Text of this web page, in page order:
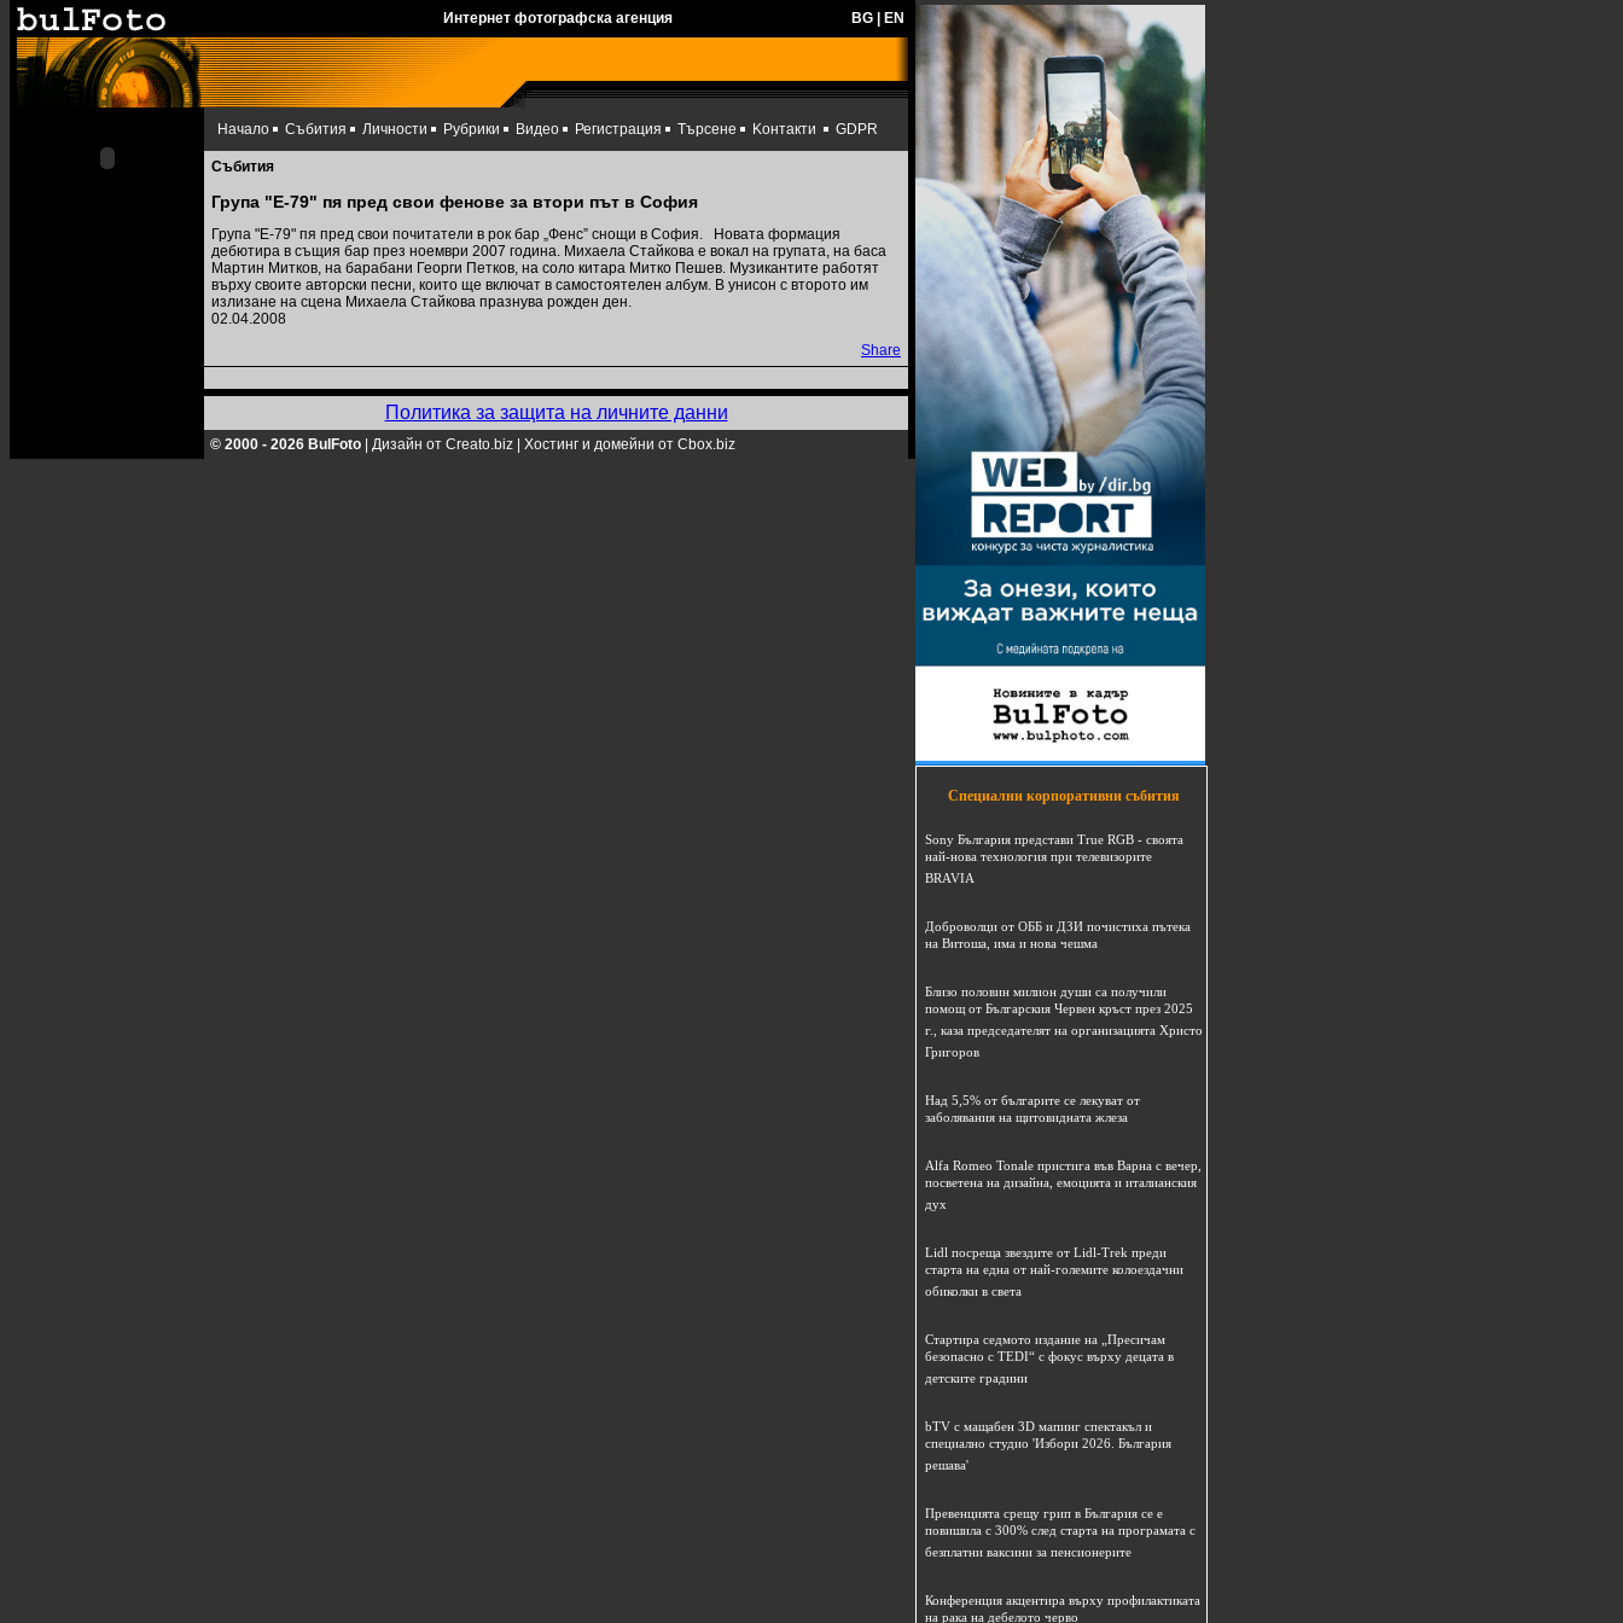
Интернет фотографска агенция BG EN
Начало Събития Личности Рубрики Видео Регистрация Търсене Kонтакти GDPR
Събития
Група "Е-79" пя пред свои фенове за втори път в София
Група "Е-79" пя пред свои почитатели в рок бар „Фенс” снощи в София. Новата формация
дебютира в същия бар през ноември 2007 година. Михаела Стайкова е вокал на групата, на баса
Мартин Митков, на барабани Георги Петков, на соло китара Митко Пешев. Музикантите работят
върху своите авторски песни, които ще включат в самостоятелен албум. В унисон с второто им
излизане на сцена Михаела Стайкова празнува рожден ден.
02.04.2008
Share
Политика за защита на личните данни
© 2000 - 2026 BulFoto Дизайн от Creato.biz Хостинг и домейни от Cbox.biz
Специални корпоративни събития
Sony България представи True RGB - своята
най-нова технология при телевизорите
BRAVIA
Доброволци от ОББ и ДЗИ почистиха пътека
на Витоша, има и нова чешма
Близо половин милион души са получили
помощ от Българския Червен кръст през 2025
г., каза председателят на организацията Христо
Григоров
Над 5,5% от българите се лекуват от
заболявания на щитовидната жлеза
Alfa Romeo Tonale пристига във Варна с вечер,
посветена на дизайна, емоцията и италианския
дух
Lidl посреща звездите от Lidl-Trek преди
старта на една от най-големите колоездачни
обиколки в света
Стартира седмото издание на „Пресичам
безопасно с TEDI“ с фокус върху децата в
детските градини
bTV с мащабен 3D мапинг спектакъл и
специално студио 'Избори 2026. България
решава'
Превенцията срещу грип в България се е
повишила с 300% след старта на програмата с
безплатни ваксини за пенсионерите
Конференция акцентира върху профилактиката